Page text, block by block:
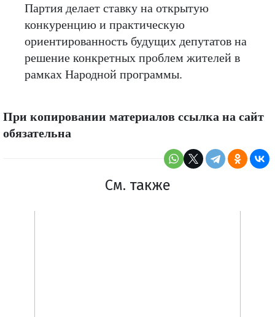
Партия делает ставку на открытую
конкуренцию и практическую
ориентированность будущих депутатов на
решение конкретных проблем жителей в
рамках Народной программы.
При копировании материалов ссылка на сайт
обязательна
См. также